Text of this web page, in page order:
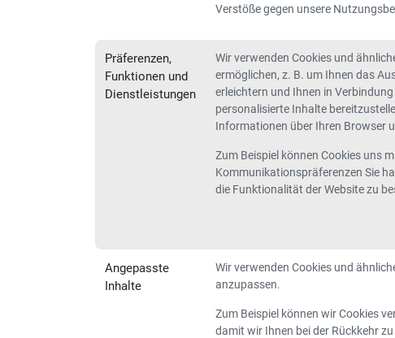
Verstöße gegen unsere
Präferenzen,
Funktionen und
Dienstleistungen
Wir verwenden Cookies und
ermöglichen, z. B. um Ihnen das
erleichtern und Ihnen in
personalisierte Inhalte
Informationen über Ihren Browser
Zum Beispiel können Cookies uns
Kommunikationspräferenzen Sie
die Funktionalität der Website zu
Angepasste
Inhalte
Wir verwenden Cookies und
anzupassen.
Zum Beispiel können wir Cookies
damit wir Ihnen bei der Rückkehr